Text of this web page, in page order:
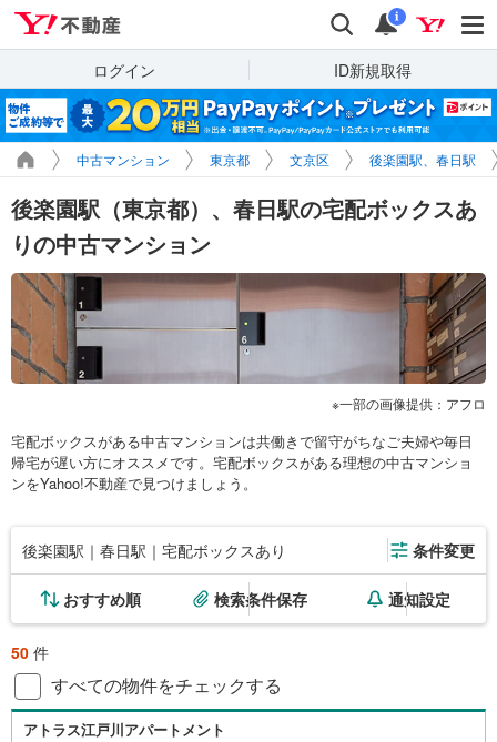
検索 通知
i
ログイン ID新規取得
中古マンション 東京都 文京区 後楽園駅、春日駅
後楽園駅（東京都）、春日駅の宅配ボックスあ
りの中古マンション
一部の画像提供：アフロ
宅配ボックスがある中古マンションは共働きで留守がちなご夫婦や毎日
帰宅が遅い方にオススメです。宅配ボックスがある理想の中古マンショ
ンをYahoo!不動産で見つけましょう。
後楽園駅｜春日駅｜宅配ボックスあり 条件変更
おすすめ順 検索条件保存 通知設定
50 件
すべての物件をチェックする
アトラス江戸川アパートメント